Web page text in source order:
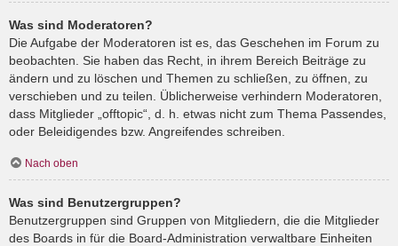
Was sind Moderatoren?
Die Aufgabe der Moderatoren ist es, das Geschehen im Forum zu
beobachten. Sie haben das Recht, in ihrem Bereich Beiträge zu
ändern und zu löschen und Themen zu schließen, zu öffnen, zu
verschieben und zu teilen. Üblicherweise verhindern Moderatoren,
dass Mitglieder „offtopic“, d. h. etwas nicht zum Thema Passendes,
oder Beleidigendes bzw. Angreifendes schreiben.
Nach oben
Was sind Benutzergruppen?
Benutzergruppen sind Gruppen von Mitgliedern, die die Mitglieder
des Boards in für die Board-Administration verwaltbare Einheiten